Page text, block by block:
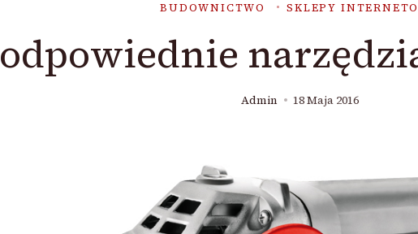
BUDOWNICTWO SKLEPY
odpowiednie
Admin 18 Maja 2016